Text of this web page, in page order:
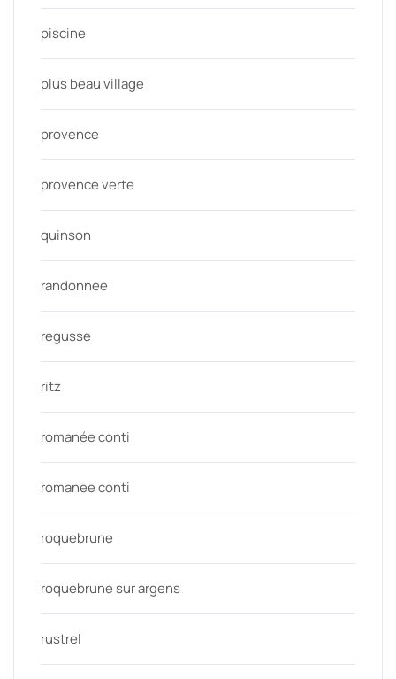
piscine
plus beau village
provence
provence verte
quinson
randonnee
regusse
ritz
romanée conti
romanee conti
roquebrune
roquebrune sur argens
rustrel